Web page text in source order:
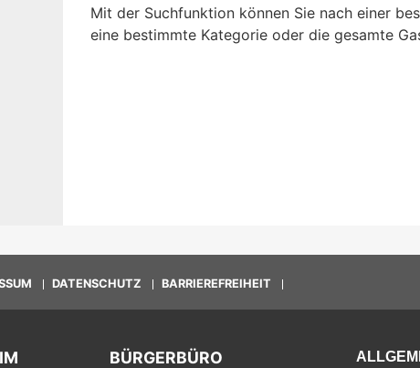
Mit der Suchfunktion können Sie nach einer
eine bestimmte Kategorie oder die gesamte
DATENSCHUTZ BARRIEREFREIHEIT
BÜRGERBÜRO